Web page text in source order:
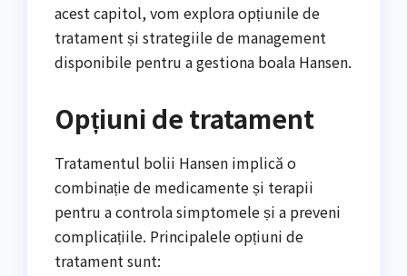
acest capitol, vom explora opțiunile de
tratament și strategiile de management
disponibile pentru a gestiona boala Hansen.
Opțiuni de tratament
Tratamentul bolii Hansen implică o
combinație de medicamente și terapii
pentru a controla simptomele și a preveni
complicațiile. Principalele opțiuni de
tratament sunt: